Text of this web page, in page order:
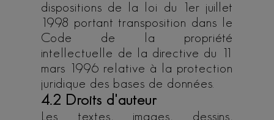
dispositions de la loi du 1er juillet
1998 portant transposition dans le
Code de la propriété
intellectuelle de la directive du 11
mars 1996 relative à la protection
juridique des bases de données.
4.2 Droits d'auteur
Les textes, images, dessins,